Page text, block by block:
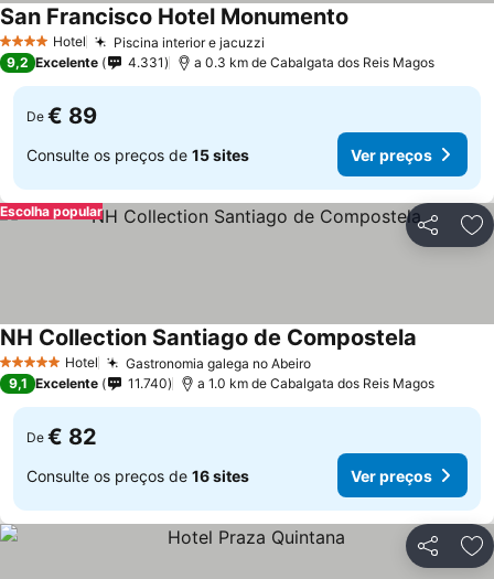
4 EstrelasHotel Piscina interior e jacuzzi
San Francisco Hotel Monumento
9,2 Excelente 4.331 a 0.3 km de Cabalgata dos Reis Magos
De € 89
Consulte os preços de 15 sites Ver preços
Partilhar
Escolha popular
5 Estrelas Hotel Gastronomia galega no Abeiro
NH Collection Santiago de Compostela
9,1 Excelente 11.740 a 1.0 km de Cabalgata dos Reis Magos
De € 82
Consulte os preços de 16 sites Ver preços
Partilhar